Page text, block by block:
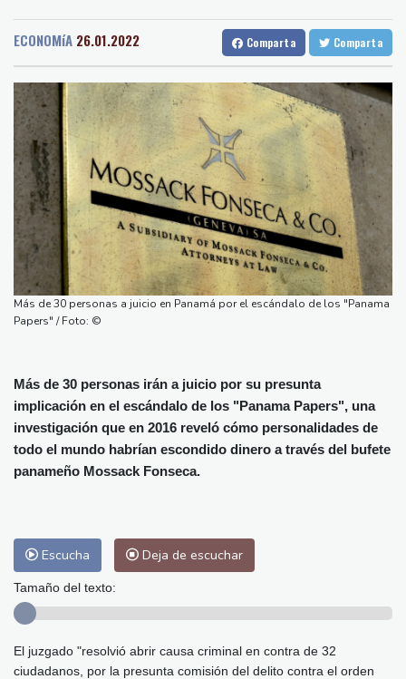
Barcelona
30 °C Bilbao
22 °C
Santo Domingo
23 °C
Havana
23 °C Puerto Rico
25 °C
Quito
9 °C Brasilia
20 °C
Manaus
25 °C Rio de Janeiro
23 °C
São Paulo
18 °C
Nava de la Asunción
25 °C
Bueno Aires
25 °C
Punta Arena
26 °C
Montevideo
9 °C Panama
26 °C
San Salvador
22 °C Oaxaca
14 °C
Alicante
31 °C Córdoba
30 °C
Málaga
26 °C Murcia
28 °C
Las Palmas de Gran Canaria
25 °C
Ibiza
29 °C
Panama City
26 °C
De la Espriella: un showman pro-Trump es el nuevo presidente
Ataques de rebeldes hutíes dejan 10 muertos en región
petrolera de Yemen
España impone controles fronterizos a Italia en medio de crisis
por migrantes
Infantino recibe en Colombia el apoyo del fútbol de Sudamérica
De la Espriella: un millonario pro-Trump en la presidencia de
Colombia
España lanza un ultimátum a Italia para que levante controles
fronterizos
Exabogado de Trump listo para ser confirmado como fiscal
ECONOMíA 26.01.2022 Comparta Comparta
Más de 30 personas a juicio en Panamá por el escándalo de los "Panama
Papers" / Foto: ©
Más de 30 personas irán a juicio por su presunta
implicación en el escándalo de los "Panama Papers", una
investigación que en 2016 reveló cómo personalidades de
todo el mundo habrían escondido dinero a través del bufete
panameño Mossack Fonseca.
Escucha Deja de escuchar
Tamaño del texto:
El juzgado "resolvió abrir causa criminal en contra de 32
ciudadanos, por la presunta comisión del delito contra el orden